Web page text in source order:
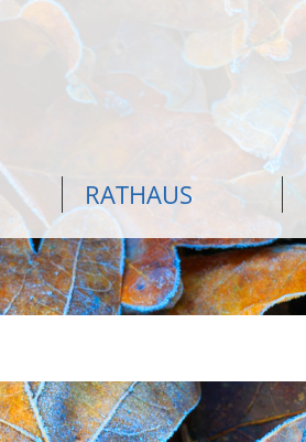
RATHAUS